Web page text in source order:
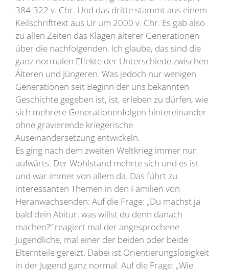
384-322 v. Chr. Und das dritte stammt aus einem
Keilschrifttext aus Ur um 2000 v. Chr. Es gab also
zu allen Zeiten das Klagen älterer Generationen
über die nachfolgenden. Ich glaube, das sind die
ganz normalen Effekte der Unterschiede zwischen
Älteren und Jüngeren. Was jedoch nur wenigen
Generationen seit Beginn der uns bekannten
Geschichte gegeben ist, ist, erleben zu dürfen, wie
sich mehrere Generationenfolgen hintereinander
ohne gravierende kriegerische
Auseinandersetzung entwickeln.
Es ging nach dem zweiten Weltkrieg immer nur
aufwärts. Der Wohlstand mehrte sich und es ist
und war immer von allem da. Das führt zu
interessanten Themen in den Familien von
Heranwachsenden: Auf die Frage: „Du machst ja
bald dein Abitur, was willst du denn danach
machen?“ reagiert mal der angesprochene
Jugendliche, mal einer der beiden oder beide
Elternteile gereizt. Dabei ist Orientierungslosigkeit
in der Jugend ganz normal. Auf die Frage: „Wie